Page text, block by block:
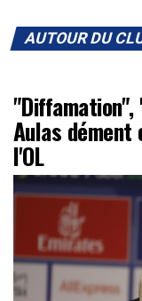
AUTOUR DU
"Diffamation",
Aulas
l'OL